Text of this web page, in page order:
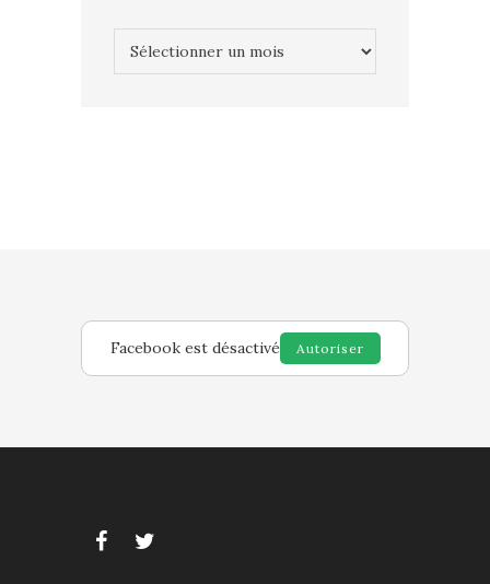
Facebook est désactivé Autoriser